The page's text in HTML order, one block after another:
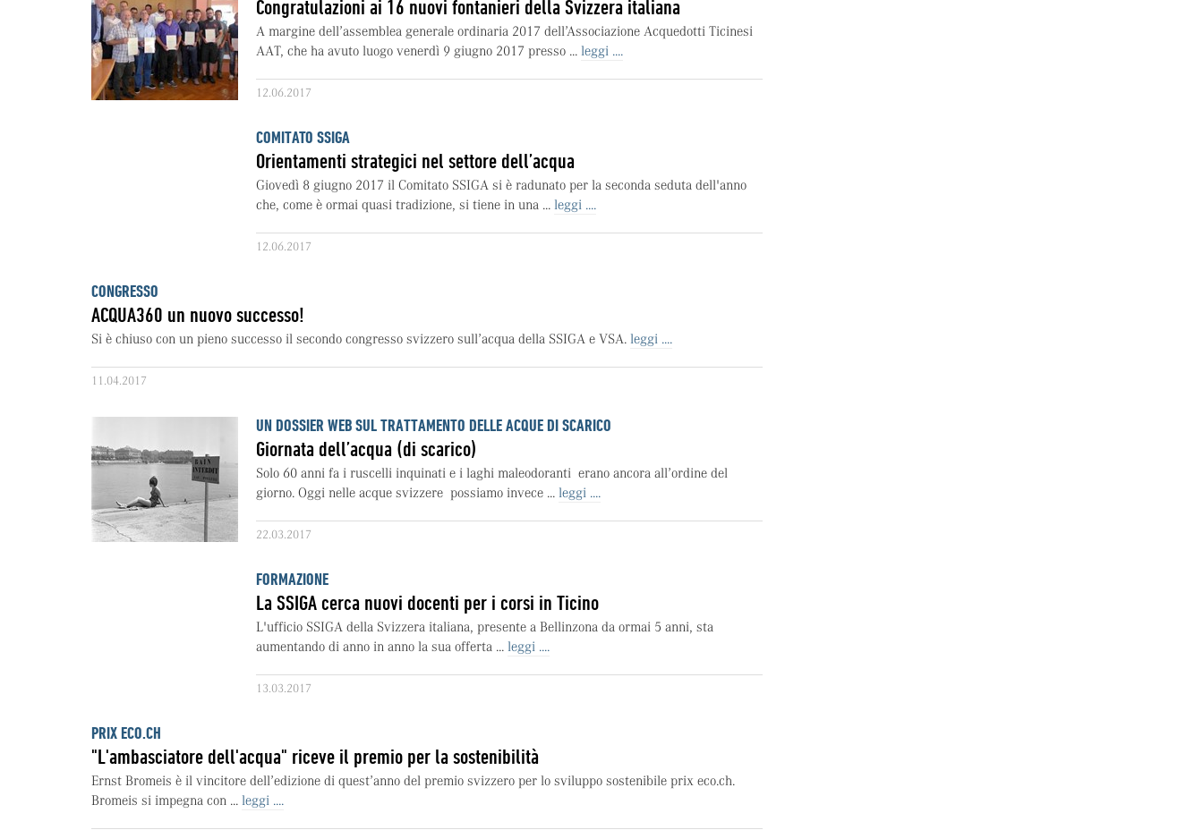
Congratulazioni ai 16 nuovi fontanieri della Svizzera italiana
A margine dell’assemblea generale ordinaria 2017 dell’Associazione Acquedotti Ticinesi
AAT, che ha avuto luogo venerdì 9 giugno 2017 presso ... leggi ....
12.06.2017
COMITATO SSIGA
Orientamenti strategici nel settore dell’acqua
Giovedì 8 giugno 2017 il Comitato SSIGA si è radunato per la seconda seduta dell'anno
che, come è ormai quasi tradizione, si tiene in una ... leggi ....
12.06.2017
CONGRESSO
ACQUA360 un nuovo successo!
Si è chiuso con un pieno successo il secondo congresso svizzero sull’acqua della SSIGA e VSA. leggi ....
11.04.2017
UN DOSSIER WEB SUL TRATTAMENTO DELLE ACQUE DI SCARICO
Giornata dell’acqua (di scarico)
Solo 60 anni fa i ruscelli inquinati e i laghi maleodoranti erano ancora all’ordine del
giorno. Oggi nelle acque svizzere possiamo invece ... leggi ....
22.03.2017
FORMAZIONE
La SSIGA cerca nuovi docenti per i corsi in Ticino
L'ufficio SSIGA della Svizzera italiana, presente a Bellinzona da ormai 5 anni, sta
aumentando di anno in anno la sua offerta ... leggi ....
13.03.2017
PRIX ECO.CH
"L'ambasciatore dell'acqua" riceve il premio per la sostenibilità
Ernst Bromeis è il vincitore dell’edizione di quest’anno del premio svizzero per lo sviluppo sostenibile prix eco.ch.
Bromeis si impegna con ... leggi ....